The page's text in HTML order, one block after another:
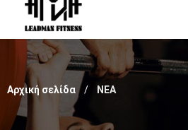
Αρχική σελίδα ΝΕΑ